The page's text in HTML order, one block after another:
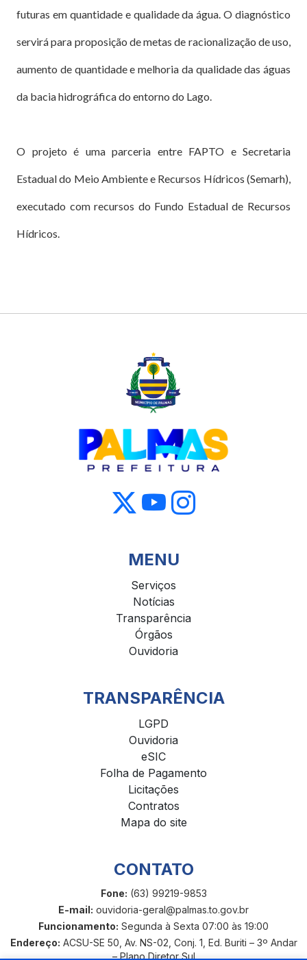
futuras em quantidade e qualidade da água. O diagnóstico
servirá para proposição de metas de racionalização de uso,
aumento de quantidade e melhoria da qualidade das águas
da bacia hidrográfica do entorno do Lago.
O projeto é uma parceria entre FAPTO e Secretaria
Estadual do Meio Ambiente e Recursos Hídricos (Semarh),
executado com recursos do Fundo Estadual de Recursos
Hídricos.
MENU
Serviços
Notícias
Transparência
Órgãos
Ouvidoria
TRANSPARÊNCIA
LGPD
Ouvidoria
eSIC
Folha de Pagamento
Licitações
Contratos
Mapa do site
CONTATO
Fone: (63) 99219-9853
E-mail: ouvidoria-geral@palmas.to.gov.br
Funcionamento: Segunda à Sexta 07:00 às 19:00
Endereço: ACSU-SE 50, Av. NS-02, Conj. 1, Ed. Buriti – 3º Andar
– Plano Diretor Sul